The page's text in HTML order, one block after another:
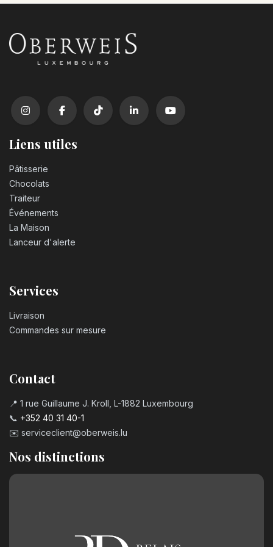
Liens utiles
Pâtisserie
Chocolats
Traiteur
Événements
La Maison
Lanceur d'alerte
Services
Livraison
Commandes sur mesure
Contact
📍 1 rue Guillaume J. Kroll, L-1882 Luxembourg
📞 +352 40 31 40-1
✉️ serviceclient@oberweis.lu
Nos distinctions